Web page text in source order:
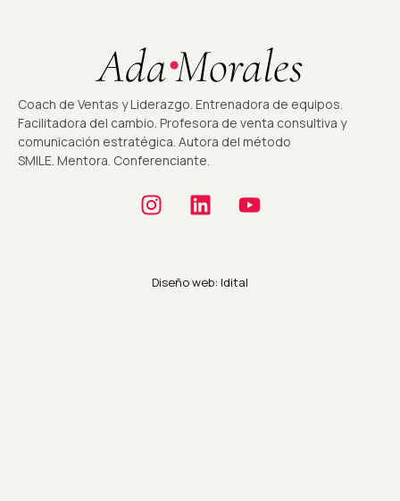
Coach de Ventas y Liderazgo. Entrenadora de equipos.
Facilitadora del cambio. Profesora de venta consultiva y
comunicación estratégica. Autora del método
SMILE. Mentora. Conferenciante.
Diseño web: Idital